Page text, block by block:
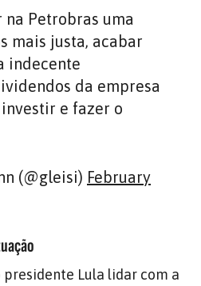
Petrobras uma
mais justa, acabar
indecente
da empresa
e fazer o
(@gleisi) February
Lula lidar com a